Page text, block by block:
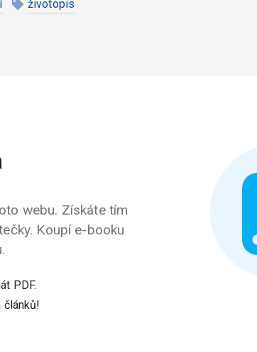
životopis
webu. Získáte tím
Koupí e-booku
PDF.
článků!